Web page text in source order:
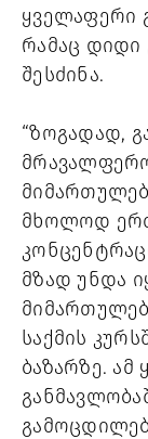
ყველაფერი
რამაც
შესძინა.
“ზოგადად,
მხოლოდ
მზად უნდა
საქმის
ბაზარზე.